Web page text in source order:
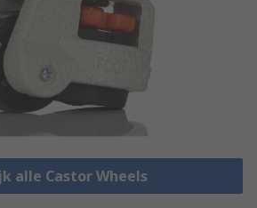
alle Castor Wheels